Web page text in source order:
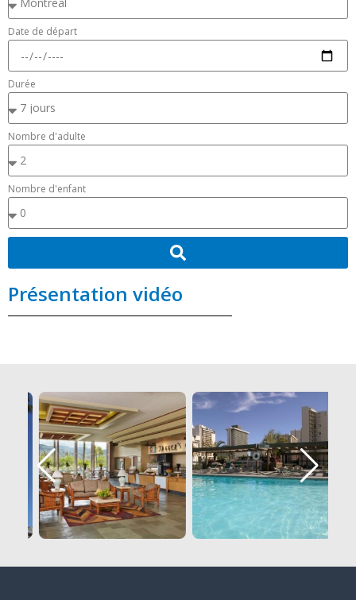
Date de départ
Durée
Nombre d'adulte
Nombre d'enfant
Présentation vidéo